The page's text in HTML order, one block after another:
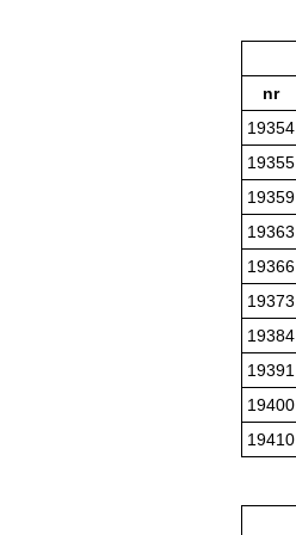
nr
19354
19355
19359
19363
19366
19373
19384
19391
19400
19410